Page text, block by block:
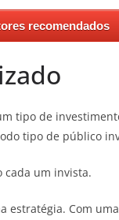
recomendados
tipo de
tipo de público
cada um invista.
Com